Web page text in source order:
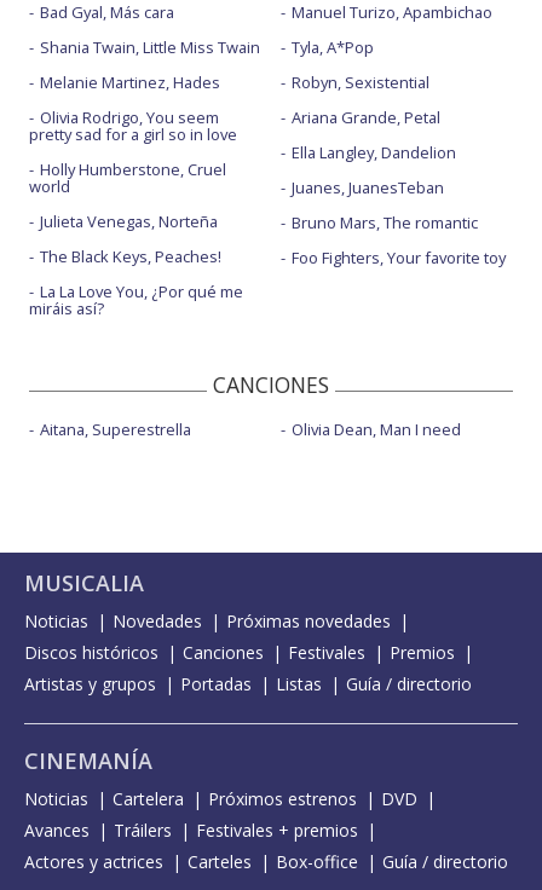
Bad Gyal, Más cara
Shania Twain, Little Miss Twain
Melanie Martinez, Hades
Olivia Rodrigo, You seem
pretty sad for a girl so in love
Holly Humberstone, Cruel
world
Julieta Venegas, Norteña
The Black Keys, Peaches!
La La Love You, ¿Por qué me
miráis así?
Manuel Turizo, Apambichao
Tyla, A*Pop
Robyn, Sexistential
Ariana Grande, Petal
Ella Langley, Dandelion
Juanes, JuanesTeban
Bruno Mars, The romantic
Foo Fighters, Your favorite toy
CANCIONES
Aitana, Superestrella Olivia Dean, Man I need
MUSICALIA
Noticias Novedades
Próximas novedades
Discos históricos
Canciones Festivales
Premios
Artistas y grupos
Portadas Listas Guía / directorio
CINEMANÍA
Noticias Cartelera Próximos estrenos
DVD
Avances
Tráilers
Festivales + premios
Actores y actrices
Carteles Box-office Guía / directorio